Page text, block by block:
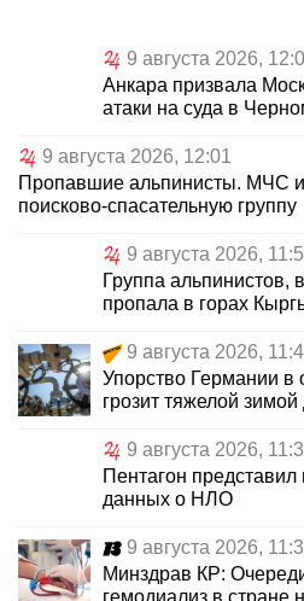
9 августа 2026,
Анкара призвала
атаки на суда в
9 августа 2026, 12:01
Пропавшие альпинисты. МЧС
поисково-спасательную группу
9 августа 2026,
Группа альпинистов,
пропала в горах
9 августа 2026,
Упорство Германии в
грозит тяжелой
9 августа 2026,
Пентагон
данных о НЛО
9 августа 2026,
Минздрав КР: